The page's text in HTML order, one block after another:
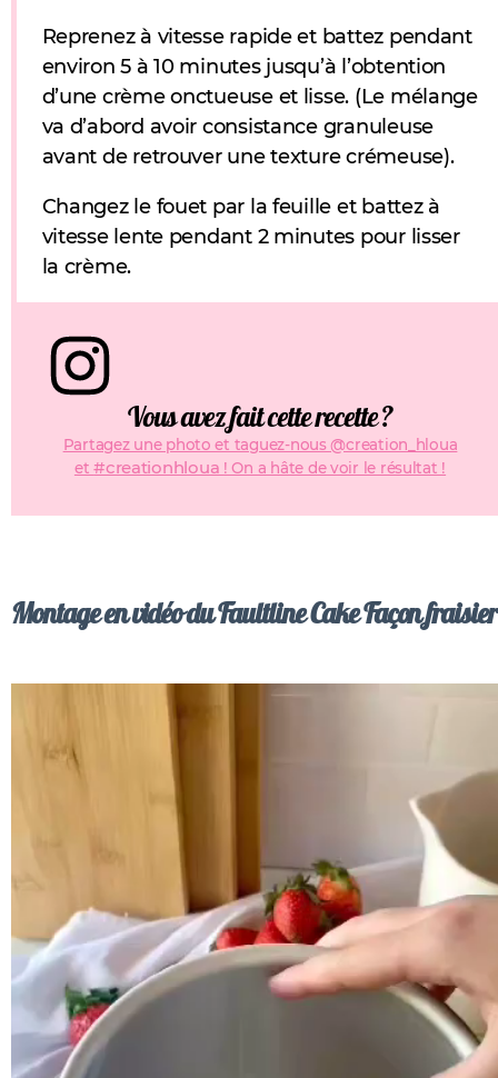
Reprenez à vitesse rapide et battez pendant
environ 5 à 10 minutes jusqu’à l’obtention
d’une crème onctueuse et lisse. (Le mélange
va d’abord avoir consistance granuleuse
avant de retrouver une texture crémeuse).
Changez le fouet par la feuille et battez à
vitesse lente pendant 2 minutes pour lisser
la crème.
Vous avez fait cette recette ?
Partagez une photo et taguez-nous @creation_hloua
et#creationhloua ! On a hâte de voir le résultat !
Montage en vidéo du Faultline Cake Façon fraisier